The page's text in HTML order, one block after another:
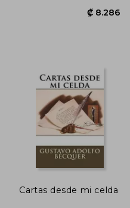
Cartas desde mi celda